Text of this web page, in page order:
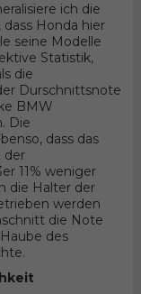
ich die
Honda hier
seine Modelle
Statistik,
die
Durschnittsnote
BMW
Die
dass das
der
11% weniger
die Halter der
werden
die Note
des